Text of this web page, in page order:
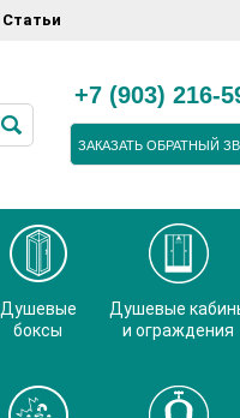
Статьи
+7 (903) 216-
ЗАКАЗАТЬ ОБРАТНЫЙ
Душевые
боксы
Душевые
и ограждения